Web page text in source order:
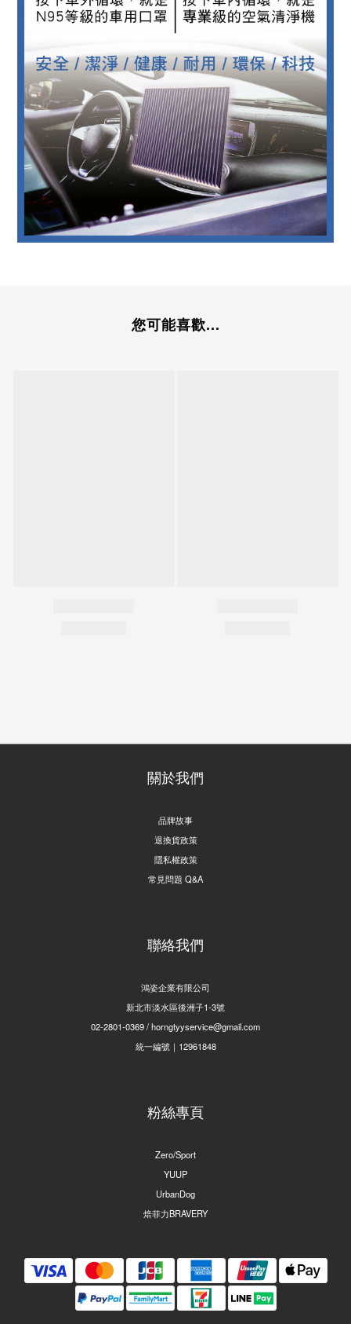
您可能喜歡...
關於我們
品牌故事
退換貨政策
隱私權政策
常見問題 Q&A
聯絡我們
鴻姿企業有限公司
新北市淡水區後洲子1-3號
02-2801-0369 / horngtyyservice@gmail.com
統一編號｜12961848
粉絲專頁
Zero/Sport
YUUP
UrbanDog
焙菲力BRAVERY